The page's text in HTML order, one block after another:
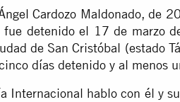
Cardozo Maldonado, de
fue detenido el 17 de marzo
de San Cristóbal (estado
días detenido y al menos
Internacional hablo con él y